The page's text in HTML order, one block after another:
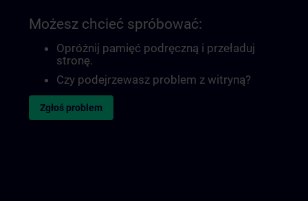
Możesz chcieć spróbować:
Opróżnij pamięć podręczną i przeładuj
stronę.
Czy podejrzewasz problem z witryną?
Zgłoś problem